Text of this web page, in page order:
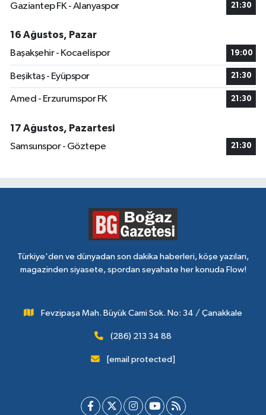
Gaziantep FK - Alanyaspor 21:30
16 Ağustos, Pazar
Başakşehir - Kocaelispor
19:00
Beşiktaş - Eyüpspor 21:30
Amed - Erzurumspor FK 21:30
17 Ağustos, Pazartesi
Samsunspor - Göztepe
21:30
Türkiye'den ve dünyadan son dakika haberleri, köşe yazıları,
magazinden siyasete, spordan seyahate her konuda Flow!
Fevzipaşa Mah. Büyük Cami Sok. No: 34 / Çanakkale
(286) 213 34 88
[email protected]